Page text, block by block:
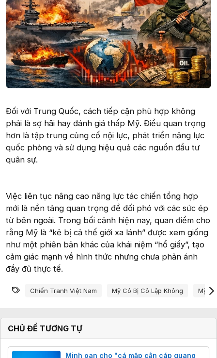
Đối với Trung Quốc, cách tiếp cận phù hợp không
phải là sợ hãi hay đánh giá thấp Mỹ. Điều quan trọng
hơn là tập trung củng cố nội lực, phát triển năng lực
quốc phòng và sử dụng hiệu quả các nguồn đầu tư
quân sự.
Việc liên tục nâng cao năng lực tác chiến tổng hợp
mới là nền tảng quan trọng để đối phó với các sức ép
từ bên ngoài. Trong bối cảnh hiện nay, quan điểm cho
rằng Mỹ là “kẻ bị cả thế giới xa lánh” được xem giống
như một phiên bản khác của khái niệm “hổ giấy”, tạo
cảm giác mạnh về hình thức nhưng chưa phản ánh
đầy đủ thực tế.
Từ khóa
Chiến Tranh Việt Nam Mỹ Có Bị Cô Lập Không Mỹ
CHỦ ĐỀ TƯƠNG TỰ
Minh oan cho "cá mập cắn cáp quang